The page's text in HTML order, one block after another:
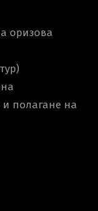
оризова
полагане на